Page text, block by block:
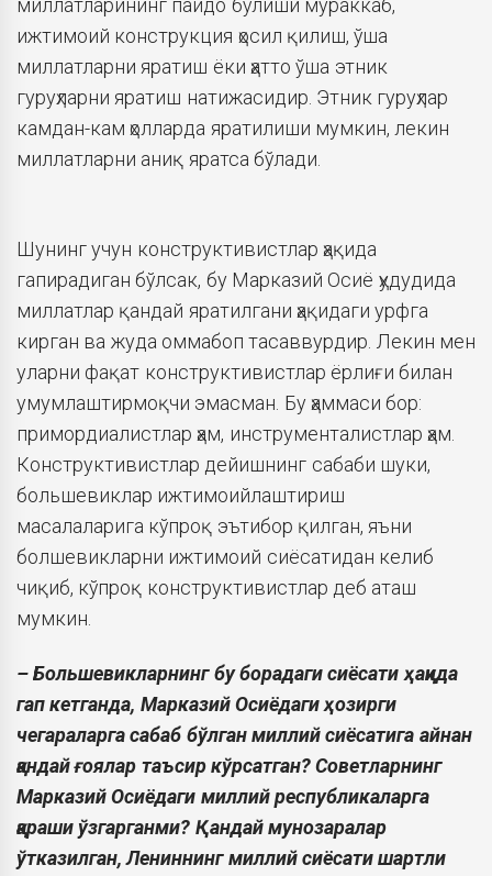
ижтимоий конструкция ҳосил қилиш, ўша
миллатларни яратиш ёки ҳатто ўша этник
гуруҳларни яратиш натижасидир. Этник гуруҳлар
камдан-кам ҳолларда яратилиши мумкин, лекин
миллатларни аниқ яратса бўлади.
Шунинг учун конструктивистлар ҳақида
гапирадиган бўлсак, бу Марказий Осиё ҳудудида
миллатлар қандай яратилгани ҳақидаги урфга
кирган ва жуда оммабоп тасаввурдир. Лекин мен
уларни фақат конструктивистлар ёрлиғи билан
умумлаштирмоқчи эмасман. Бу ҳаммаси бор:
примордиалистлар ҳам, инструменталистлар ҳам.
Конструктивистлар дейишнинг сабаби шуки,
большевиклар ижтимоийлаштириш
масалаларига кўпроқ эътибор қилган, яъни
болшевикларни ижтимоий сиёсатидан келиб
чиқиб, кўпроқ конструктивистлар деб аташ
мумкин.
– Большевикларнинг бу борадаги сиёсати ҳақида
гап кетганда, Марказий Осиёдаги ҳозирги
чегараларга сабаб бўлган миллий сиёсатига айнан
қандай ғоялар таъсир кўрсатган? Советларнинг
Марказий Осиёдаги миллий республикаларга
қараши ўзгарганми? Қандай мунозаралар
ўтказилган, Лениннинг миллий сиёсати шартли